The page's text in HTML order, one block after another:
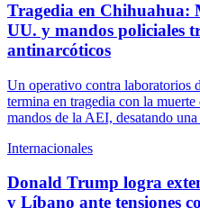
Tragedia en Chihuahua:
UU. y mandos policiales
antinarcóticos
Un operativo contra laboratorios
termina en tragedia con la muerte
mandos de la AEI, desatando
Internacionales
Donald Trump logra
y Líbano ante tensiones